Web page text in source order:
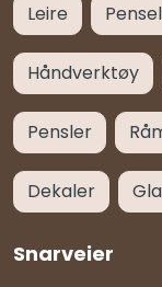
Leire
Håndverktøy
Pensler
Dekaler
Snarveier